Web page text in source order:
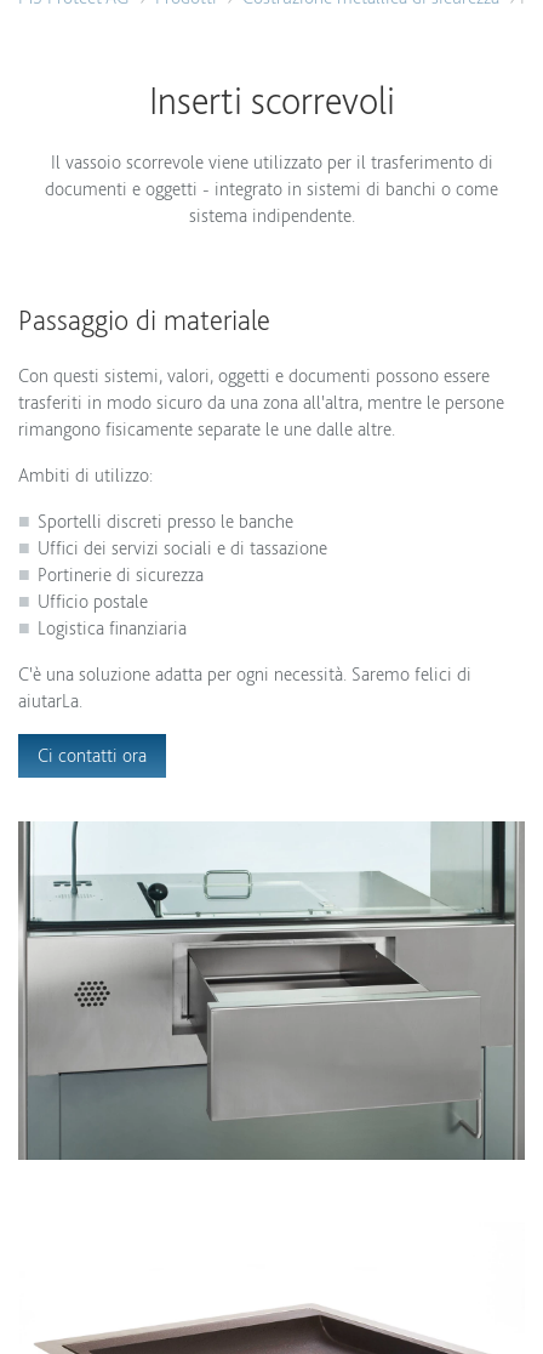
Inserti scorrevoli
Il vassoio scorrevole viene utilizzato per il trasferimento di
documenti e oggetti - integrato in sistemi di banchi o come
sistema indipendente.
Passaggio di materiale
Con questi sistemi, valori, oggetti e documenti possono essere
trasferiti in modo sicuro da una zona all'altra, mentre le persone
rimangono fisicamente separate le une dalle altre.
Ambiti di utilizzo:
Sportelli discreti presso le banche
Uffici dei servizi sociali e di tassazione
Portinerie di sicurezza
Ufficio postale
Logistica finanziaria
C'è una soluzione adatta per ogni necessità. Saremo felici di
aiutarLa.
Ci contatti ora